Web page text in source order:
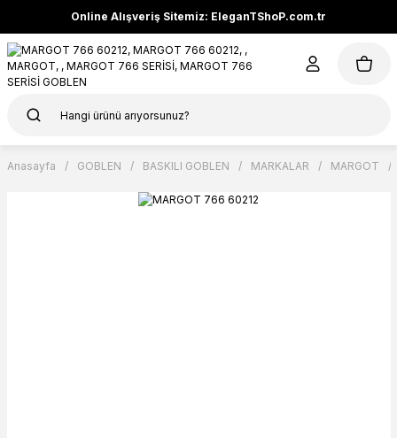
Online Alışveriş Sitemiz: EleganTShoP.com.tr
Anasayfa GOBLEN BASKILI GOBLEN MARKALAR MARGOT